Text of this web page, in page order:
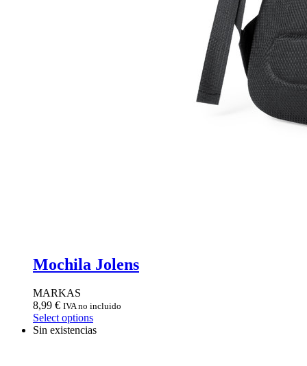
Mochila Jolens
MARKAS
8,99 € IVA no incluido
Select options
Sin existencias